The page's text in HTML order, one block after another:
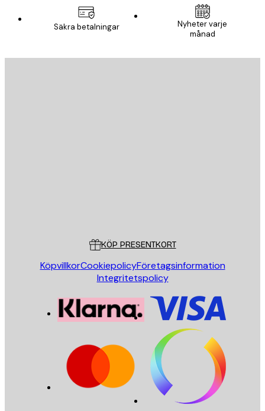
Säkra betalningar
Nyheter varje
månad
KÖP PRESENTKORT
KöpvillkorCookiepolicyFöretagsinformation
Integritetspolicy